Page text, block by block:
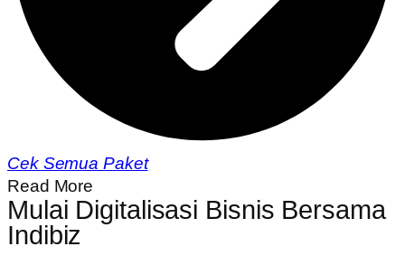
Cek Semua Paket
Read More
Mulai Digitalisasi Bisnis Bersama
Indibiz